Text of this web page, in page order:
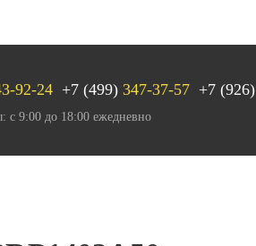
92-24 +7 (499) 347-37-57 +7 (926)
с 9:00 до 18:00 ежедневно